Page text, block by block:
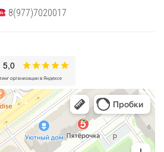
8(977)7020017